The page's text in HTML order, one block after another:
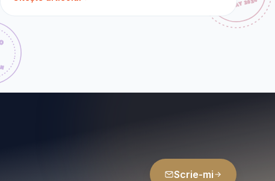
Scrie-mi